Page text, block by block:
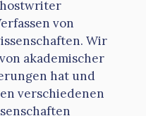
von
Wir
akademischer
hat und
verschiedenen